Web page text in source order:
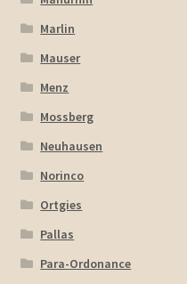
Marlin
Mauser
Menz
Mossberg
Neuhausen
Norinco
Ortgies
Pallas
Para-Ordonance